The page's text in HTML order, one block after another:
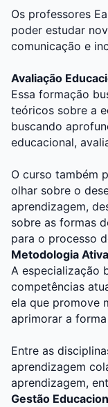
Os professores
poder estudar
comunicação e
Avaliação
Essa formação
teóricos sobre a
buscando
educacional,
O curso também
olhar sobre o
aprendizagem,
sobre as formas
para o processo
Metodologia
A especialização
competências
ela que promove
aprimorar a
Entre as
aprendizagem
aprendizagem,
Gestão